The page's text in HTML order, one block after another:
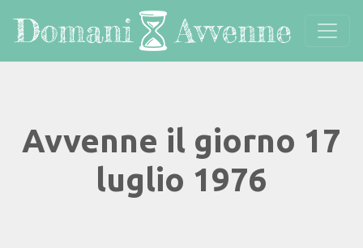
Avvenne il giorno 17
luglio 1976